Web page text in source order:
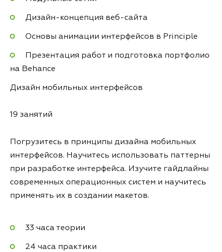
Дизайн-концепция веб-сайта
Основы анимации интерфейсов в Principle
Презентация работ и подготовка портфолио
на Behance
Дизайн мобильных интерфейсов
19 занятий
Погрузитесь в принципы дизайна мобильных
интерфейсов. Научитесь использовать паттерны
при разработке интерфейса. Изучите гайдлайны
современных операционных систем и научитесь
применять их в создании макетов.
33 часа теории
24 часа практики